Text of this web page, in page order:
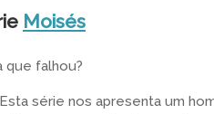
Moisés
que falhou?
série nos apresenta um